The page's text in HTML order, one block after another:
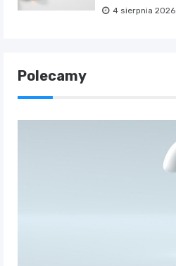
4 sierpnia 2026
Polecamy